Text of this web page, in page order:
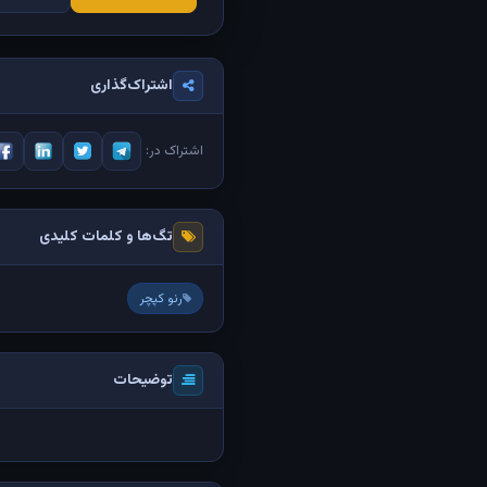
اشتراک‌گذاری
اشتراک در:
تگ‌ها و کلمات کلیدی
رنو کپچر
توضیحات